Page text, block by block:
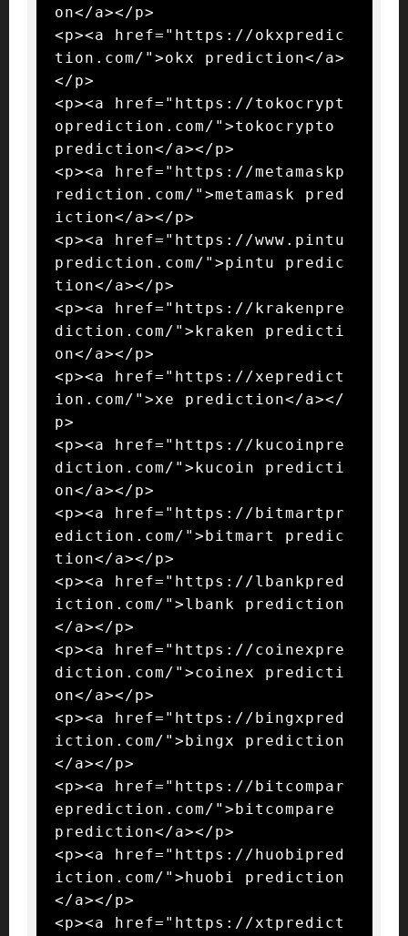
on</a></p>
<p><a href="https://okxpredic
tion.com/">okx prediction</a>
</p>
<p><a href="https://tokocrypt
oprediction.com/">tokocrypto
prediction</a></p>
<p><a href="https://metamaskp
rediction.com/">metamask pred
iction</a></p>
<p><a href="https://www.pintu
prediction.com/">pintu predic
tion</a></p>
<p><a href="https://krakenpre
diction.com/">kraken predicti
on</a></p>
<p><a href="https://xepredict
ion.com/">xe prediction</a></
p>
<p><a href="https://kucoinpre
diction.com/">kucoin predicti
on</a></p>
<p><a href="https://bitmartpr
ediction.com/">bitmart predic
tion</a></p>
<p><a href="https://lbankpred
iction.com/">lbank prediction
</a></p>
<p><a href="https://coinexpre
diction.com/">coinex predicti
on</a></p>
<p><a href="https://bingxpred
iction.com/">bingx prediction
</a></p>
<p><a href="https://bitcompar
eprediction.com/">bitcompare
prediction</a></p>
<p><a href="https://huobipred
iction.com/">huobi prediction
</a></p>
<p><a href="https://xtpredict